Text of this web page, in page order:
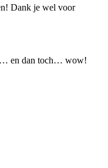
Dank je wel voor
en dan toch… wow!